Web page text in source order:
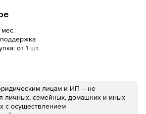
мес.
от 1 шт.
лицам и ИП – не
личных, семейных, домашних и иных
с осуществлением